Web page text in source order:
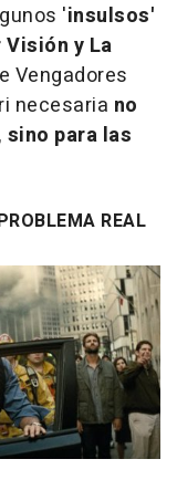
'insulsos'
y La
Vengadores
necesaria no
para las
REAL